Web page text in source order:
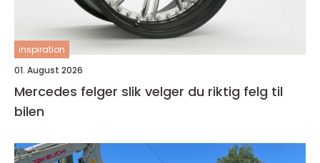
inspiration
01. August 2026
Mercedes felger slik velger du riktig felg til
bilen